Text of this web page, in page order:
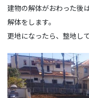
建物の解体がおわった後
解体をします。
更地になったら、整地し